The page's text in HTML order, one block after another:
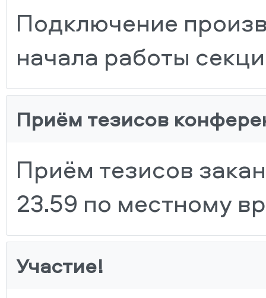
Подключение
начала работы
Приём тезисов
Приём тезисов
23.59 по местному
Участие!